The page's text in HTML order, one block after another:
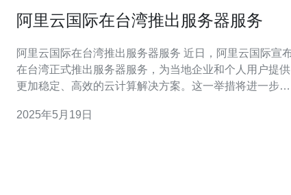
阿里云国际在台湾推出服务器服务
阿里云国际在台湾推出服务器服务 近日，阿里云国际宣布
在台湾正式推出服务器服务，为当地企业和个人用户提供
更加稳定、高效的云计算解决方案。这一举措将进一步加
服务体验。 台湾作为亚洲地区的重要经济体，拥有发达的
2025年5月19日